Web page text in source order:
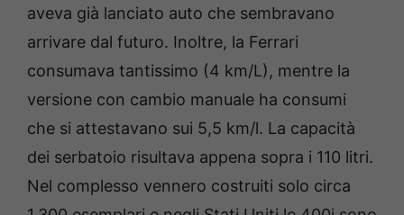
aveva già lanciato auto che sembravano
arrivare dal futuro. Inoltre, la Ferrari
consumava tantissimo (4 km/L), mentre la
versione con cambio manuale ha consumi
che si attestavano sui 5,5 km/l. La capacità
dei serbatoio risultava appena sopra i 110 litri.
Nel complesso vennero costruiti solo circa